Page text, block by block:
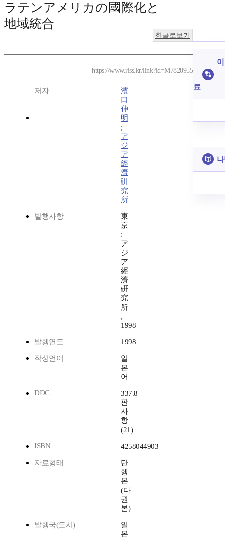
ラテンアメリカの國際化と
地域統合
한글로보기
https://www.riss.kr/link?id=M7820955
저자
濱
口
伸
明
;
ア
ジ
ア
經
濟
硏
究
所
발행사항
東
京
:
ア
ジ
ア
經
濟
硏
究
所
,
1998
발행연도 1998
작성언어
일
본
어
DDC
337.8
판
사
항
(21)
ISBN
4258044903
자료형태
단
행
본
(다
권
본)
발행국(도시)
일
본
료